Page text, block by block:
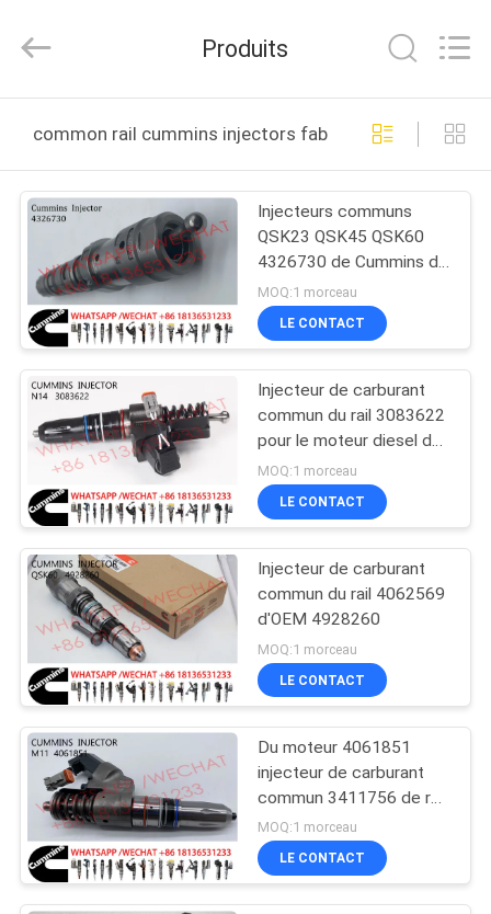
PRODUITS
SUJET
DE
NOUS
VISITE
D'USINE
CONTRÔLE
DE
QUALITÉ
CONTACTEZ-
NOUS
DEMANDEZ
UNE
CITATION
Auto
Rights
Produits
common rail cummins injectors fabrication en ligne
Injecteurs communs
QSK23 QSK45 QSK60
4326730 de Cummins de
rail de gazole
MOQ:1 morceau
LE CONTACT
Injecteur de carburant
commun du rail 3083622
pour le moteur diesel de
Cummins
MOQ:1 morceau
LE CONTACT
Injecteur de carburant
commun du rail 4062569
d'OEM 4928260
MOQ:1 morceau
LE CONTACT
Du moteur 4061851
injecteur de carburant
commun 3411756 de rail
M11 diesel 4903472
MOQ:1 morceau
LE CONTACT